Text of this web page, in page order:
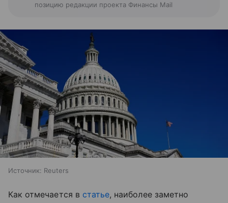
позицию редакции проекта Финансы Mail
Источник: Reuters
Как отмечается в статье, наиболее заметно